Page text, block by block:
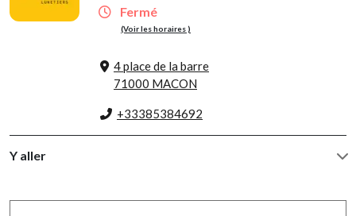
Fermé
(Voir les horaires )
4 place de la barre
71000 MACON
+33385384692
Y aller